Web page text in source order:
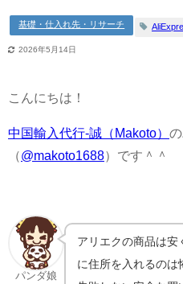
基礎・仕入れ先・リサーチ
2026年5月14日
こんにちは！
中国輸入代行-誠（Makoto）
（@makoto1688）です＾＾
パンダ娘
アリエクの商品は安
に住所を入れるのは